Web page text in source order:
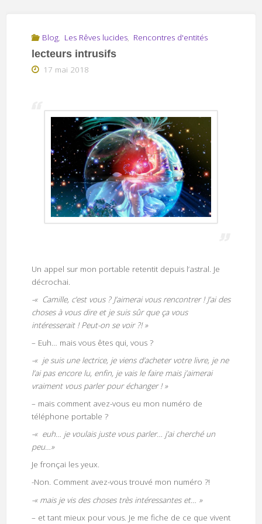
Blog, Les Rêves lucides, Rencontres d'entités
lecteurs intrusifs
17 mai 2018
Un appel sur mon portable retentit depuis l’astral. Je
décrochai.
-« Camille, c’est vous ? J’aimerai vous rencontrer ! J’ai des
choses à vous dire et je suis sûr que ça vous
intéresserait ! Peut-on se voir ?! »
– Euh… mais vous êtes qui, vous ?
-« je suis une lectrice, je viens d’acheter votre livre, je ne
l’ai pas encore lu, enfin, je vais le faire mais j’aimerai
vraiment vous parler pour échanger ! »
– mais comment avez-vous eu mon numéro de
téléphone portable ?
-« euh… je voulais juste vous parler… j’ai cherché un
peu…»
Je fronçai les yeux.
-Non. Comment avez-vous trouvé mon numéro ?!
-« mais je vis des choses très intéressantes et… »
– et tant mieux pour vous. Je me fiche de ce que vivent